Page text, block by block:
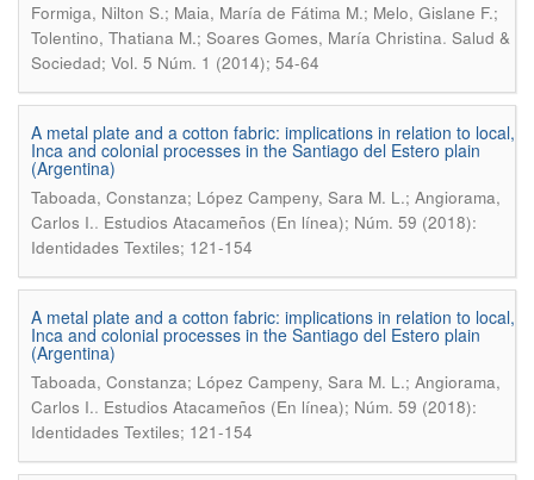
Formiga, Nilton S.; Maia, María de Fátima M.; Melo, Gislane F.;
Tolentino, Thatiana M.; Soares Gomes, María Christina. Salud &
Sociedad; Vol. 5 Núm. 1 (2014); 54-64
A metal plate and a cotton fabric: implications in relation to local,
Inca and colonial processes in the Santiago del Estero plain
(Argentina)
Taboada, Constanza; López Campeny, Sara M. L.; Angiorama,
Carlos I.. Estudios Atacameños (En línea); Núm. 59 (2018):
Identidades Textiles; 121-154
A metal plate and a cotton fabric: implications in relation to local,
Inca and colonial processes in the Santiago del Estero plain
(Argentina)
Taboada, Constanza; López Campeny, Sara M. L.; Angiorama,
Carlos I.. Estudios Atacameños (En línea); Núm. 59 (2018):
Identidades Textiles; 121-154